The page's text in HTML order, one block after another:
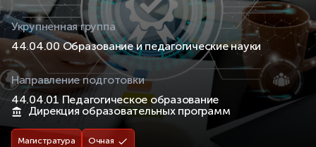
Укрупненная группа
44.04.00 Образование и педагогические науки
Направление подготовки
44.04.01 Педагогическое образование
Дирекция образовательных программ
Магистратура Очная